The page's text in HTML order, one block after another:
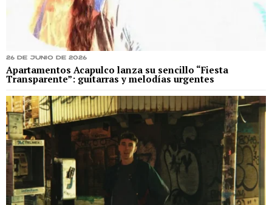
26 de junio de 2026
Apartamentos Acapulco lanza su sencillo “Fiesta
Transparente”: guitarras y melodías urgentes